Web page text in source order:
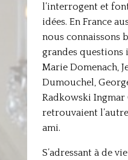
l’interrogent et
idées. En France
nous connaissons
grandes questions
Marie Domenach,
Dumouchel,
Radkowski Ingmar
retrouvaient
ami.
S’adressant à de